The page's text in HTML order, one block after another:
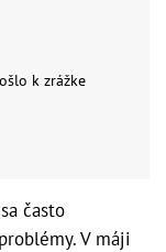
k zrážke
často
V máji